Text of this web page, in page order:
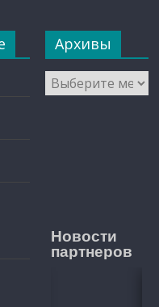
Архивы
Архивы
Новости
партнеров